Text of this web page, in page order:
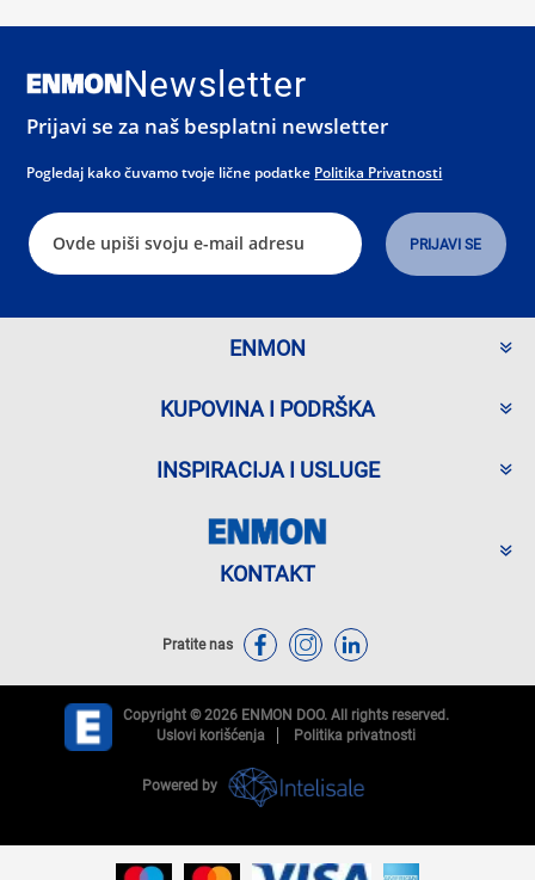
Newsletter
Prijavi se za naš besplatni newsletter
Pogledaj kako čuvamo tvoje lične podatke Politika Privatnosti
ENMON
KUPOVINA I PODRŠKA
INSPIRACIJA I USLUGE
KONTAKT
Pratite nas
Copyright © 2026 ENMON DOO. All rights reserved.
Uslovi korišćenja
Politika privatnosti
Powered by